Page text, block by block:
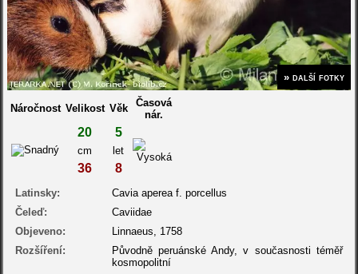
» další fotky
Náročnost Velikost Věk
Časová
nár.
20 5
cm let
36 8
Latinsky:
Cavia aperea f. porcellus
Čeleď:
Caviidae
Objeveno:
Linnaeus, 1758
Rozšíření:
Původně peruánské Andy, v současnosti téměř
kosmopolitní